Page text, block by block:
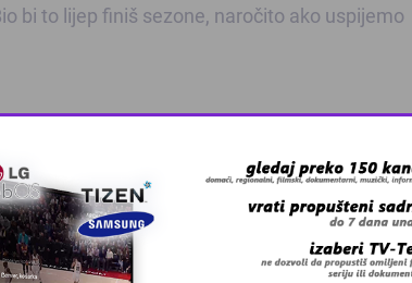
bi to lijep finiš sezone, naročito ako uspijemo
na stadionu u Kalesiji.